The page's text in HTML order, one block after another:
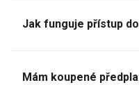
Jak funguje přístup
Mám koupené